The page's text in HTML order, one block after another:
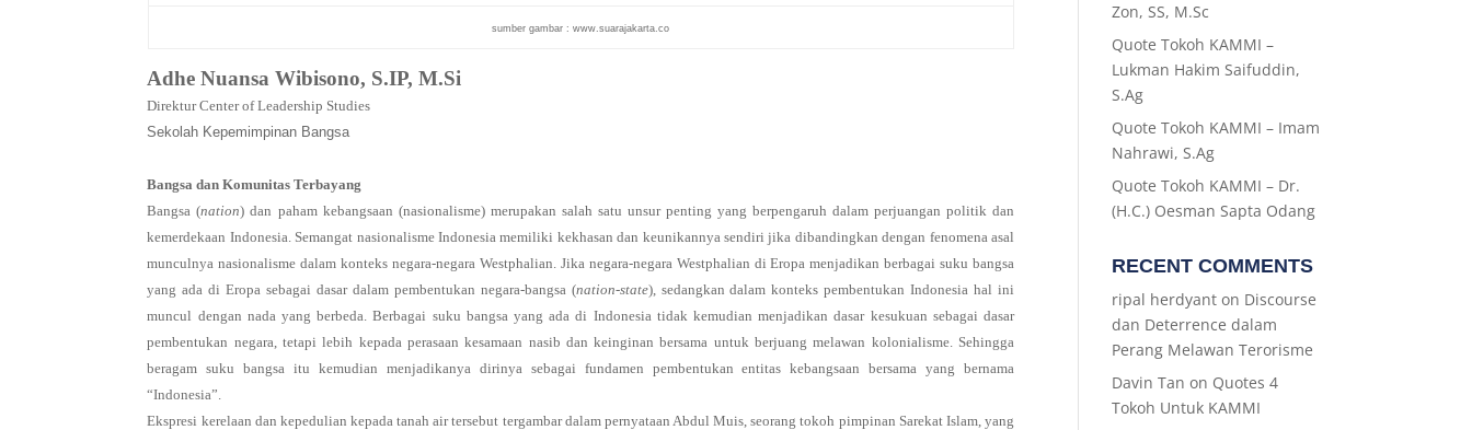
sumber gambar : www.suarajakarta.co
Adhe Nuansa Wibisono, S.IP, M.Si
Direktur Center of Leadership Studies
Sekolah Kepemimpinan Bangsa
Bangsa dan Komunitas Terbayang
Bangsa (nation) dan paham kebangsaan (nasionalisme) merupakan salah satu unsur penting yang berpengaruh dalam perjuangan politik dan
kemerdekaan Indonesia. Semangat nasionalisme Indonesia memiliki kekhasan dan keunikannya sendiri jika dibandingkan dengan fenomena asal
munculnya nasionalisme dalam konteks negara-negara Westphalian. Jika negara-negara Westphalian di Eropa menjadikan berbagai suku bangsa
yang ada di Eropa sebagai dasar dalam pembentukan negara-bangsa (nation-state), sedangkan dalam konteks pembentukan Indonesia hal ini
muncul dengan nada yang berbeda. Berbagai suku bangsa yang ada di Indonesia tidak kemudian menjadikan dasar kesukuan sebagai dasar
pembentukan negara, tetapi lebih kepada perasaan kesamaan nasib dan keinginan bersama untuk berjuang melawan kolonialisme. Sehingga
beragam suku bangsa itu kemudian menjadikanya dirinya sebagai fundamen pembentukan entitas kebangsaan bersama yang bernama
“Indonesia”.
Ekspresi kerelaan dan kepedulian kepada tanah air tersebut tergambar dalam pernyataan Abdul Muis, seorang tokoh pimpinan Sarekat Islam, yang
Zon, SS, M.Sc
Quote Tokoh KAMMI –
Lukman Hakim Saifuddin,
S.Ag
Quote Tokoh KAMMI – Imam
Nahrawi, S.Ag
Quote Tokoh KAMMI – Dr.
(H.C.) Oesman Sapta Odang
RECENT COMMENTS
ripal herdyant on Discourse
dan Deterrence dalam
Perang Melawan Terorisme
Davin Tan on Quotes 4
Tokoh Untuk KAMMI